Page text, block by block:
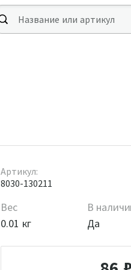
Артикул:
8030-130211
Вес
0.01 кг
В
Да